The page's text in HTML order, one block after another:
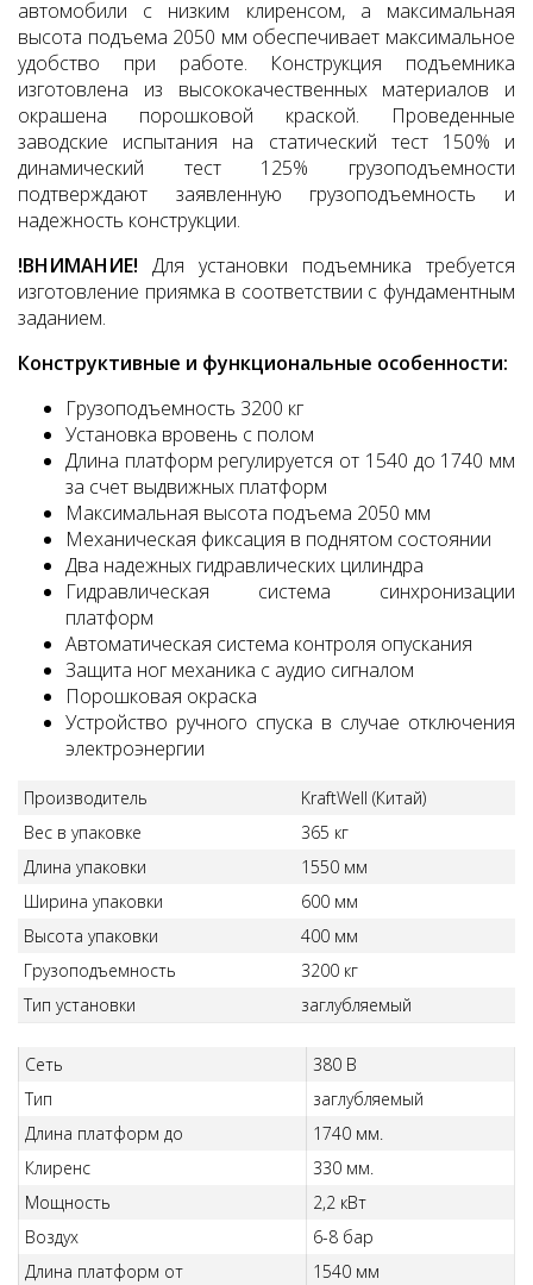
автомобили с низким клиренсом, а максимальная
высота подъема 2050 мм обеспечивает максимальное
удобство при работе. Конструкция подъемника
изготовлена из высококачественных материалов и
окрашена порошковой краской. Проведенные
заводские испытания на статический тест 150% и
динамический тест 125% грузоподъемности
подтверждают заявленную грузоподъемность и
надежность конструкции.
!ВНИМАНИЕ! Для установки подъемника требуется
изготовление приямка в соответствии с фундаментным
заданием.
Конструктивные и функциональные особенности:
Грузоподъемность 3200 кг
Установка вровень с полом
Длина платформ регулируется от 1540 до 1740 мм
за счет выдвижных платформ
Максимальная высота подъема 2050 мм
Механическая фиксация в поднятом состоянии
Два надежных гидравлических цилиндра
Гидравлическая система синхронизации
платформ
Автоматическая система контроля опускания
Защита ног механика с аудио сигналом
Порошковая окраска
Устройство ручного спуска в случае отключения
электроэнергии
Производитель
KraftWell (Китай)
Вес в упаковке
365 кг
Длина упаковки
1550 мм
Ширина упаковки
600 мм
Высота упаковки
400 мм
Грузоподъемность
3200 кг
Тип установки
заглубляемый
Сеть
380 В
Тип
заглубляемый
Длина платформ до
1740 мм.
Клиренс
330 мм.
Мощность
2,2 кВт
Воздух
6-8 бар
Длина платформ от
1540 мм